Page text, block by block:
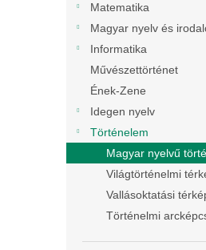
Matematika
Magyar nyelv és
Informatika
Művészettörténet
Ének-Zene
Idegen nyelv
Történelem
Magyar nyelvű
Világtörténelmi
Vallásoktatási
Történelmi